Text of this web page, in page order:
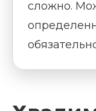
сложно.